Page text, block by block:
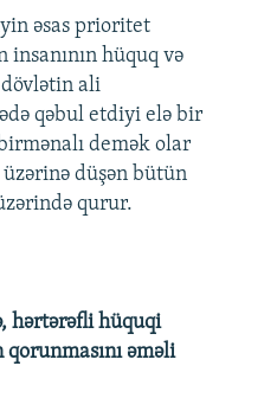
əsas prioritet
hüquq və
dövlətin ali
qəbul etdiyi elə bir
demək olar
düşən bütün
qurur.
hərtərəfli hüquqi
qorunmasını əməli